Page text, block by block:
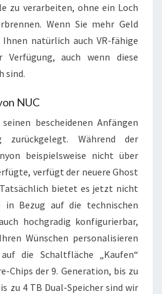
zu verarbeiten, ohne ein Loch
Wenn Sie mehr Geld
natürlich auch VR-fähige
Verfügung, auch wenn diese
sind.
NUC
bescheidenen Anfängen
zurückgelegt. Während der
beispielsweise nicht über
verfügt der neuere Ghost
Tatsächlich bietet es jetzt nicht
in Bezug auf die technischen
hochgradig konfigurierbar,
Wünschen personalisieren
die Schaltfläche „Kaufen“
Chips der 9. Generation, bis zu
zu 4 TB Dual-Speicher sind wir